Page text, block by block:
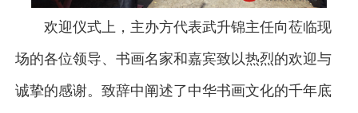
欢迎仪式上，主办方代表武升锦主任向莅临现
场的各位领导、书画名家和嘉宾致以热烈的欢迎与
诚挚的感谢。致辞中阐述了中华书画文化的千年底